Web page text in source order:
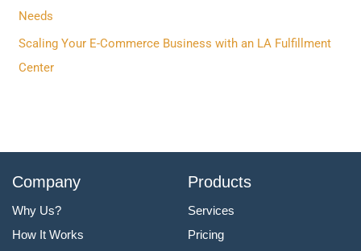
:Needs
Scaling Your E-Commerce Business with an LA Fulfillment
Center
Company
Why Us?
How It Works
Products
Services
Pricing